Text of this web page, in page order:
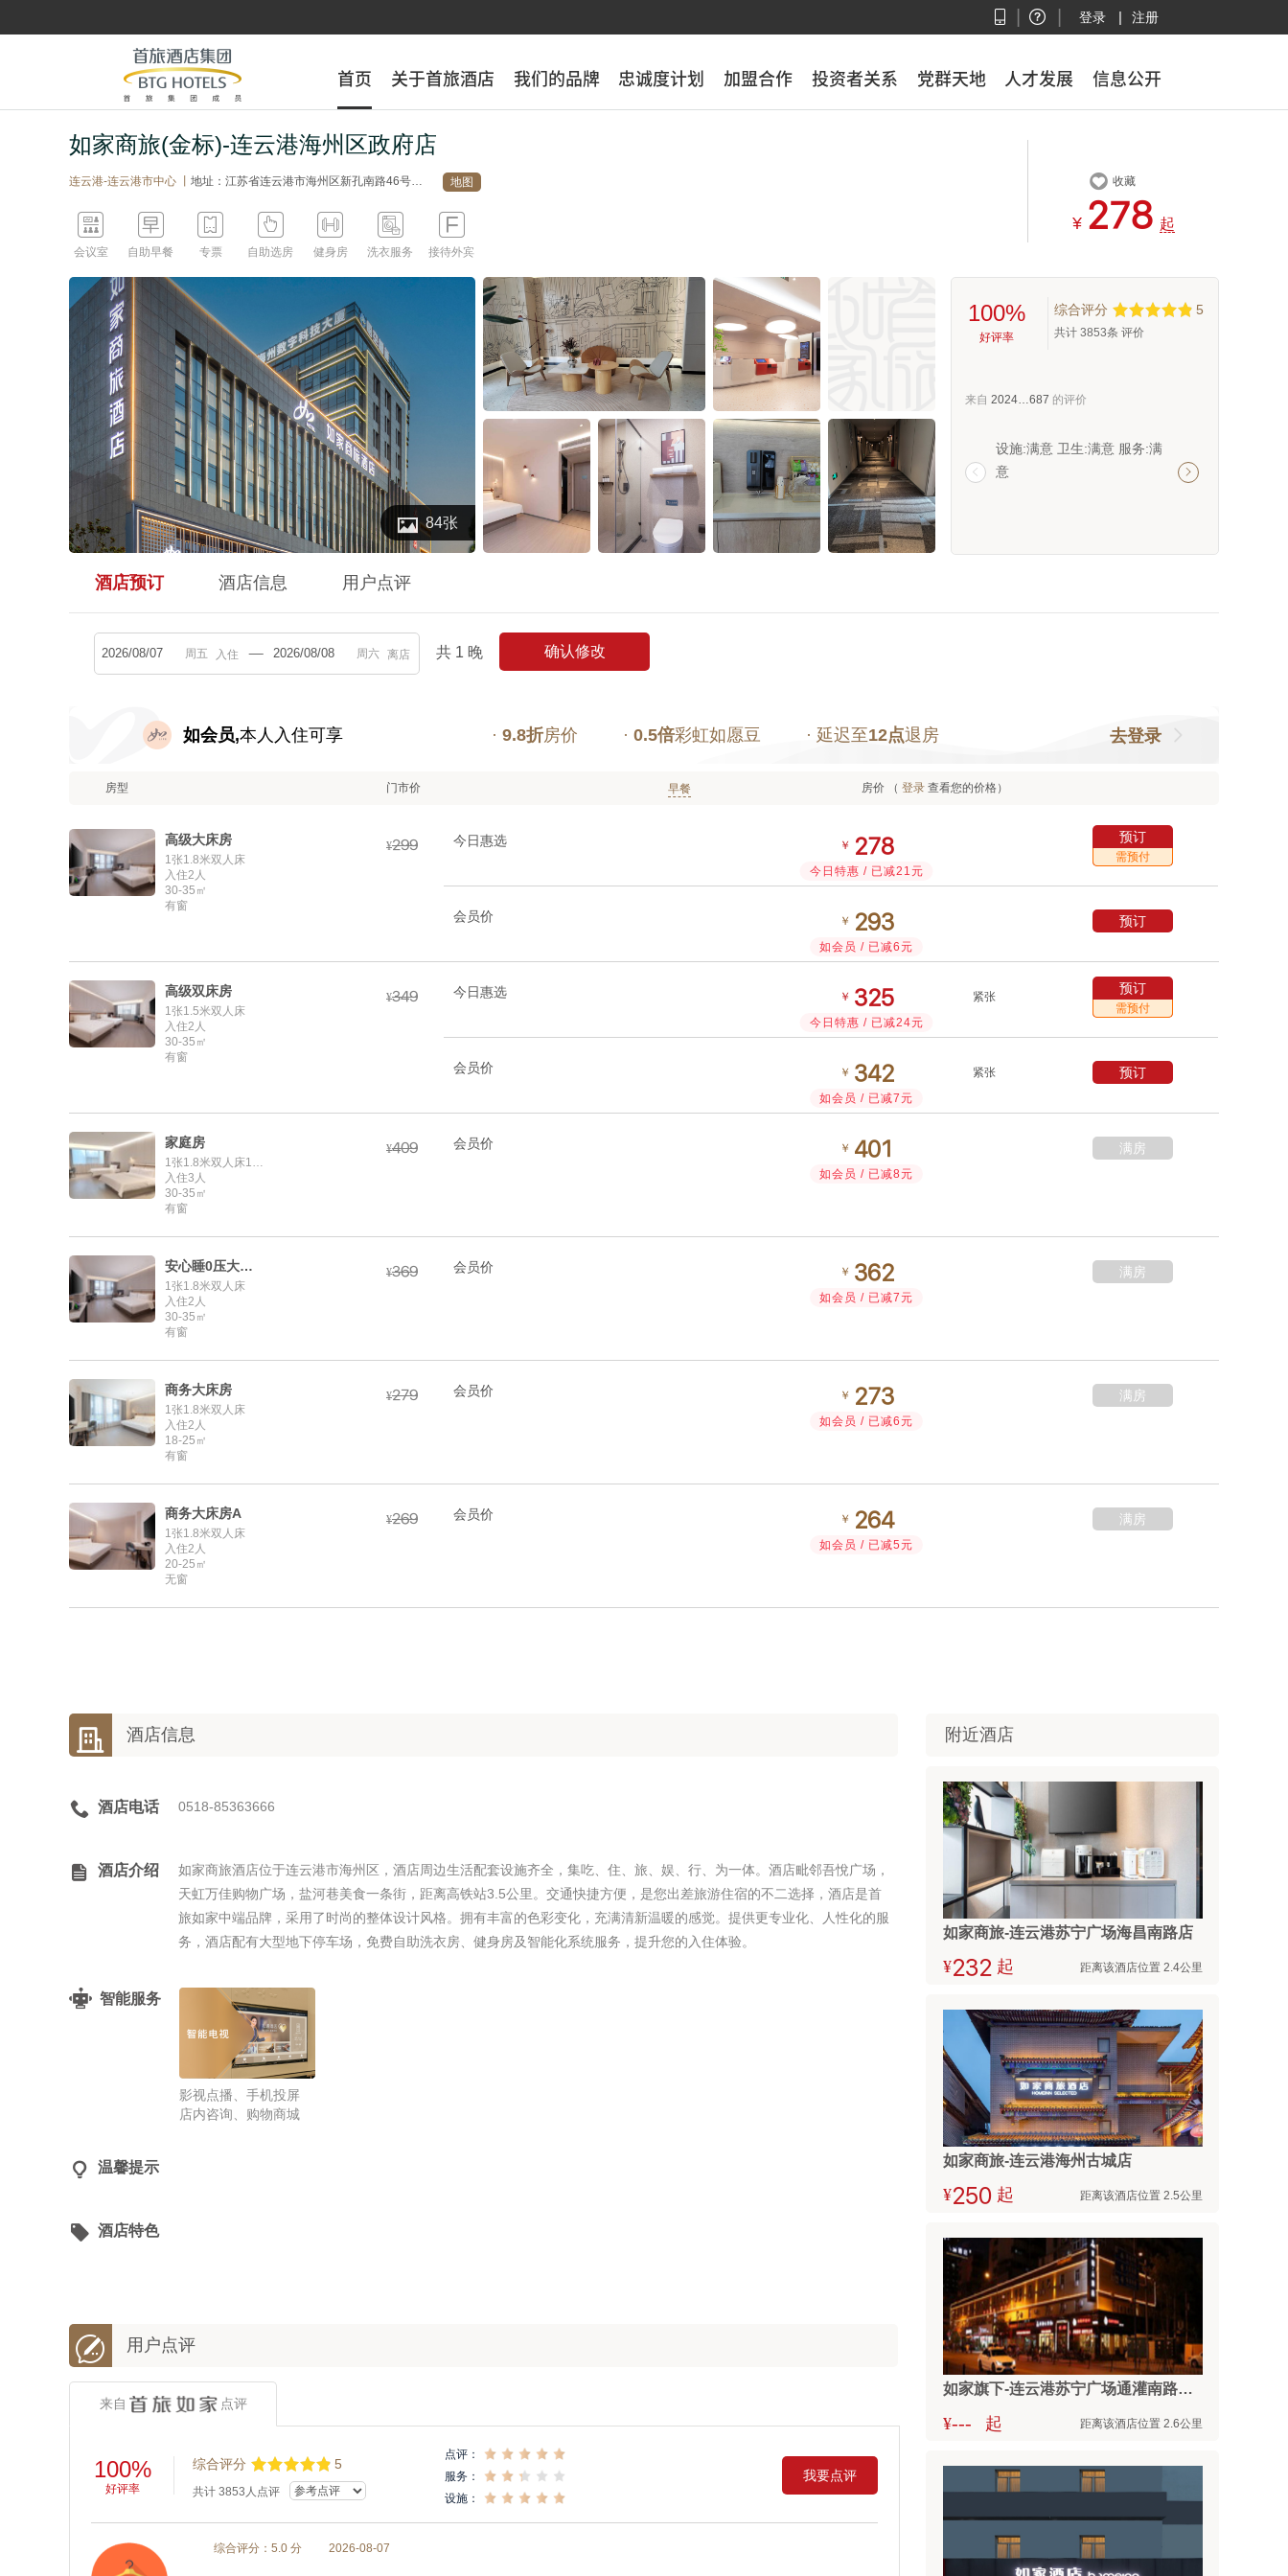
登录 | 注册
首页 关于首旅酒店 我们的品牌 忠诚度计划 加盟合作 投资者关系 党群天地 人才发展 信息公开
首页 关于首旅酒店 我们的品牌 忠诚度计划 加盟合作 投资者关系 党群天地 人才发展 信息公开
如家商旅(金标)-连云港海州区政府店
连云港-连云港市中心 丨 地址：江苏省连云港市海州区新孔南路46号（海州数字科技大厦) 地图

会议室

自助早餐

专票

自助选房

健身房

洗衣服务

接待外宾
 收藏
¥   起
 84张
100%
好评率
综合评分 5
共计 3853条 评价
来自 2024…687 的评价

设施:满意 卫生:满意 服务:满
意
意 
酒店预订 酒店信息 用户点评
入住 离店 共 1 晚 确认修改
如会员,本人入住可享 · 9.8折房价 · 0.5倍彩虹如愿豆 · 延迟至12点退房 去登录
房型 门市价 早餐 房价 （ 登录 查看您的价格）
高级大床房
1张1.8米双人床
入住2人
30-35㎡
有窗
¥ 今日惠选 ￥ 
今日特惠 / 已减21元
预订
需预付
会员价 ￥ 
如会员 / 已减6元
预订
高级双床房
1张1.5米双人床
入住2人
30-35㎡
有窗
¥ 今日惠选 ￥ 
今日特惠 / 已减24元
紧张
预订
需预付
会员价 ￥ 
如会员 / 已减7元
紧张 预订
家庭房
1张1.8米双人床1张1.35米单人床
入住3人
30-35㎡
有窗
¥ 会员价 ￥ 
如会员 / 已减8元
满房
安心睡0压大床房
1张1.8米双人床
入住2人
30-35㎡
有窗
¥ 会员价 ￥ 
如会员 / 已减7元
满房
商务大床房
1张1.8米双人床
入住2人
18-25㎡
有窗
¥ 会员价 ￥ 
如会员 / 已减6元
满房
商务大床房A
1张1.8米双人床
入住2人
20-25㎡
无窗
¥ 会员价 ￥ 
如会员 / 已减5元
满房
 酒店信息
 酒店电话 0518-85363666
 酒店介绍
如家商旅酒店位于连云港市海州区，酒店周边生活配套设施齐全，集吃、住、旅、娱、行、为一体。酒店毗邻吾悅广场，
天虹万佳购物广场，盐河巷美食一条街，距离高铁站3.5公里。交通快捷方便，是您出差旅游住宿的不二选择，酒店是首
旅如家中端品牌，采用了时尚的整体设计风格。拥有丰富的色彩变化，充满清新温暖的感觉。提供更专业化、人性化的服
务，酒店配有大型地下停车场，免费自助洗衣房、健身房及智能化系统服务，提升您的入住体验。
智能服务
影视点播、手机投屏
店内咨询、购物商城
 温馨提示
 酒店特色
 用户点评
来自 点评
100%
好评率
综合评分 5
共计 3853 人点评
点评：
服务：
设施：
我要点评
综合评分：5.0 分 2026-08-07
附近酒店
如家商旅-连云港苏宁广场海昌南路店
¥ 起 距离该酒店位置 2.4公里
如家商旅-连云港海州古城店
¥ 起 距离该酒店位置 2.5公里
如家旗下-连云港苏宁广场通灌南路素柏·云酒店
¥--- 起 距离该酒店位置 2.6公里